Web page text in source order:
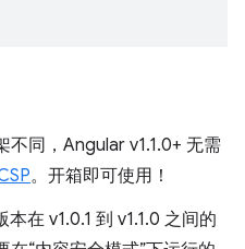
不同，Angular v1.1.0+ 无需
。开箱即可使用！
在 v1.0.1 到 v1.1.0 之间的